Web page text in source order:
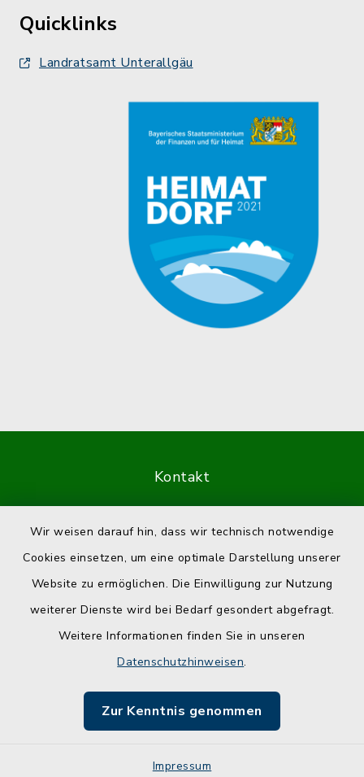
Wir weisen darauf hin, dass wir technisch notwendige
Cookies einsetzen, um eine optimale Darstellung unserer
Website zu ermöglichen. Die Einwilligung zur Nutzung
weiterer Dienste wird bei Bedarf gesondert abgefragt.
Weitere Informationen finden Sie in unseren
Datenschutzhinweisen.
Zur Kenntnis genommen
Impressum
Quicklinks
Landratsamt Unterallgäu
Kontakt
Datenschutz
Impressum
Sitemap
Cookie-Einstellungen